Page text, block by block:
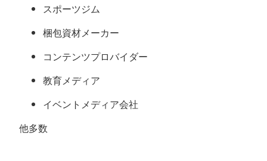
スポーツジム
梱包資材メーカー
コンテンツプロバイダー
教育メディア
イベントメディア会社
他多数